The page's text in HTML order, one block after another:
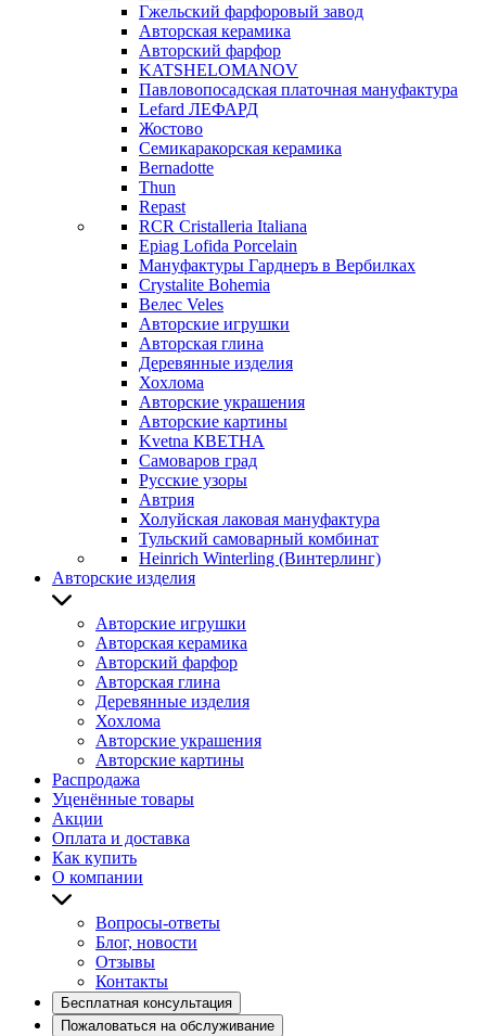
Гжельский фарфоровый завод
Авторская керамика
Авторский фарфор
KATSHELOMANOV
Павловопосадская платочная мануфактура
Lefard ЛЕФАРД
Жостово
Семикаракорская керамика
Bernadotte
Thun
Repast
RCR Cristalleria Italiana
Epiag Lofida Porcelain
Мануфактуры Гарднеръ в Вербилках
Crystalite Bohemia
Велес Veles
Авторские игрушки
Авторская глина
Деревянные изделия
Хохлома
Авторские украшения
Авторские картины
Kvetna КВЕТНА
Самоваров град
Русские узоры
Автрия
Холуйская лаковая мануфактура
Тульский самоварный комбинат
Heinrich Winterling (Винтерлинг)
Авторские изделия
Авторские игрушки
Авторская керамика
Авторский фарфор
Авторская глина
Деревянные изделия
Хохлома
Авторские украшения
Авторские картины
Распродажа
Уценённые товары
Акции
Оплата и доставка
Как купить
О компании
Вопросы-ответы
Блог, новости
Отзывы
Контакты
Бесплатная консультация
Пожаловаться на обслуживание